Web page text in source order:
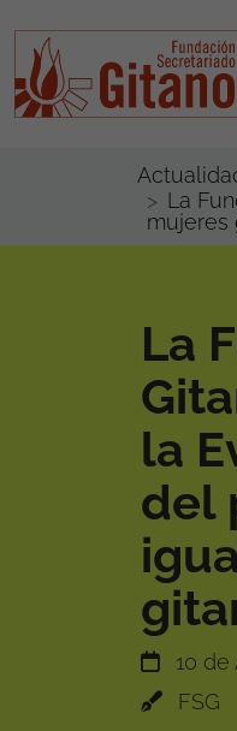
La
mujeres
La
la
del
10 de
FSG